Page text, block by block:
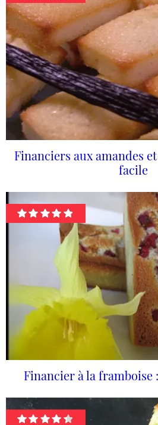
Financiers aux amandes
facile
Financier à la framboise